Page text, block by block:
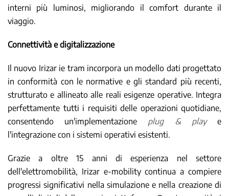
interni più luminosi, migliorando il comfort durante il
viaggio.
Connettività e digitalizzazione
Il nuovo Irizar ie tram incorpora un modello dati progettato
in conformità con le normative e gli standard più recenti,
strutturato e allineato alle reali esigenze operative. Integra
perfettamente tutti i requisiti delle operazioni quotidiane,
consentendo un'implementazione plug & playe
l'integrazione con i sistemi operativi esistenti.
Grazie a oltre 15 anni di esperienza nel settore
dell'elettromobilità, Irizar e-mobility continua a compiere
progressi significativi nella simulazione e nella creazione di